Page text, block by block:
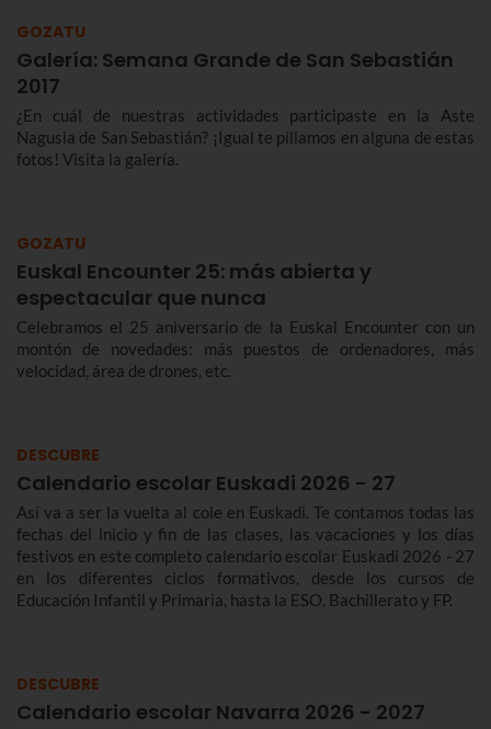
GOZATU
Galería: Semana Grande de San Sebastián
2017
¿En cuál de nuestras actividades participaste en la Aste
Nagusia de San Sebastián? ¡Igual te pillamos en alguna de estas
fotos! Visita la galería.
GOZATU
Euskal Encounter 25: más abierta y
espectacular que nunca
Celebramos el 25 aniversario de la Euskal Encounter con un
montón de novedades: más puestos de ordenadores, más
velocidad, área de drones, etc.
DESCUBRE
Calendario escolar Euskadi 2026 - 27
Así va a ser la vuelta al cole en Euskadi. Te contamos todas las
fechas del inicio y fin de las clases, las vacaciones y los días
festivos en este completo calendario escolar Euskadi 2026 - 27
en los diferentes ciclos formativos, desde los cursos de
Educación Infantil y Primaria, hasta la ESO, Bachillerato y FP.
DESCUBRE
Calendario escolar Navarra 2026 - 2027